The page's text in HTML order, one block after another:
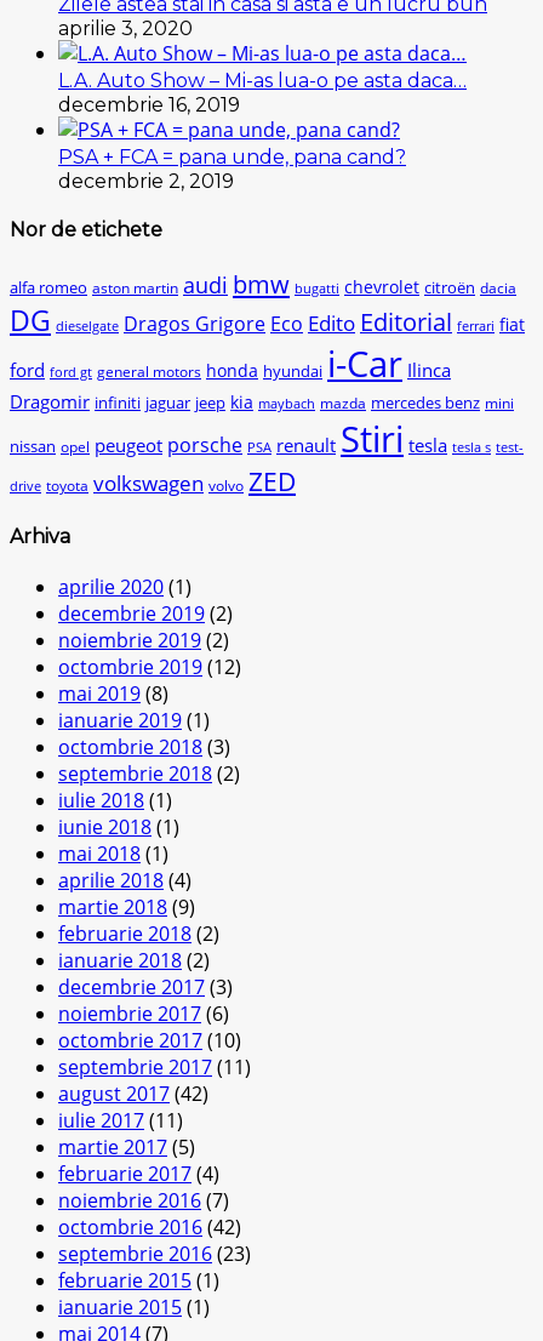
aprilie 3, 2020
L.A. Auto Show – Mi-as lua-o pe asta daca…
decembrie 16, 2019
PSA + FCA = pana unde, pana cand?
decembrie 2, 2019
Nor de etichete
alfa romeo aston martin audi bmw bugatti chevrolet citroën dacia
DG dieselgate Dragos Grigore Eco Edito Editorial ferrari fiat
ford ford gt general motors honda hyundai i-Car Ilinca
Dragomir infiniti jaguar jeep kia maybach mazda mercedes benz mini
nissan opel peugeot porsche PSA renault Stiri tesla tesla s test-
drive toyota volkswagen volvo ZED
Arhiva
aprilie 2020(1)
decembrie 2019(2)
noiembrie 2019(2)
octombrie 2019(12)
mai 2019(8)
ianuarie 2019(1)
octombrie 2018(3)
septembrie 2018(2)
iulie 2018(1)
iunie 2018(1)
mai 2018(1)
aprilie 2018(4)
martie 2018(9)
februarie 2018(2)
ianuarie 2018(2)
decembrie 2017(3)
noiembrie 2017(6)
octombrie 2017(10)
septembrie 2017(11)
august 2017(42)
iulie 2017(11)
martie 2017(5)
februarie 2017(4)
noiembrie 2016(7)
octombrie 2016(42)
septembrie 2016(23)
februarie 2015(1)
ianuarie 2015(1)
mai 2014(7)